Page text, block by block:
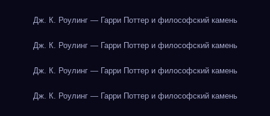
Дж. К. Роулинг — Гарри Поттер и философский камень
Дж. К. Роулинг — Гарри Поттер и философский камень
Дж. К. Роулинг — Гарри Поттер и философский камень
Дж. К. Роулинг — Гарри Поттер и философский камень